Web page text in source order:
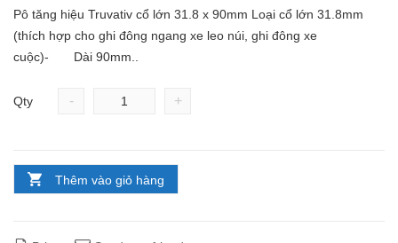
Pô tăng hiệu Truvativ cổ lớn 31.8 x 90mm Loại cổ lớn 31.8mm
(thích hợp cho ghi đông ngang xe leo núi, ghi đông xe
cuộc)- Dài 90mm..
Qty - +
Thêm vào giỏ hàng